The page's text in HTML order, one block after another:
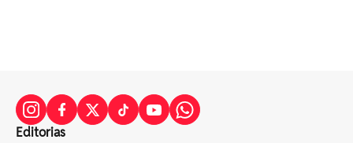
Editorias